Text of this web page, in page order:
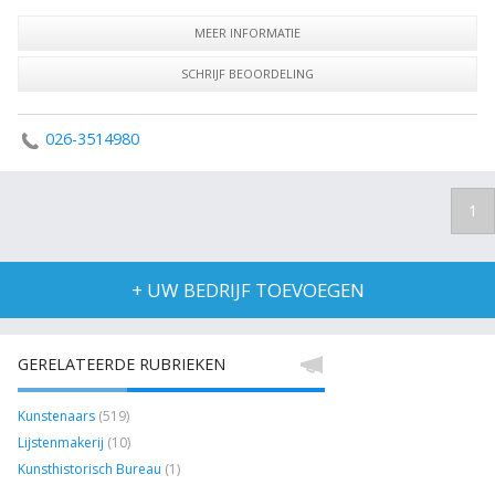
MEER INFORMATIE
SCHRIJF BEOORDELING
026-3514980
1
+ UW BEDRIJF TOEVOEGEN
GERELATEERDE RUBRIEKEN
Kunstenaars (519)
Lijstenmakerij (10)
Kunsthistorisch Bureau (1)